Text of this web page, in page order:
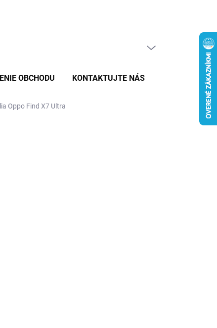
OBCHODU KONTAKTUJTE NÁS
Oppo Find X7 Ultra